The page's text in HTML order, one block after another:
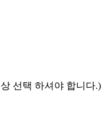
선택 하셔야 합니다.)